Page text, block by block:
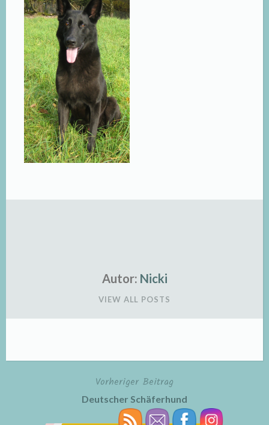
Autor: Nicki
VIEW ALL POSTS
BeitragsnavigationVorheriger Beitrag
Deutscher Schäferhund